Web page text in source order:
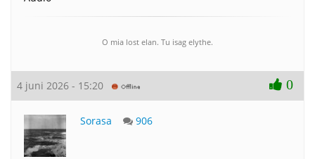
O mia lost elan. Tu isag elythe.
4 juni 2026 - 15:20 0
Sorasa 906